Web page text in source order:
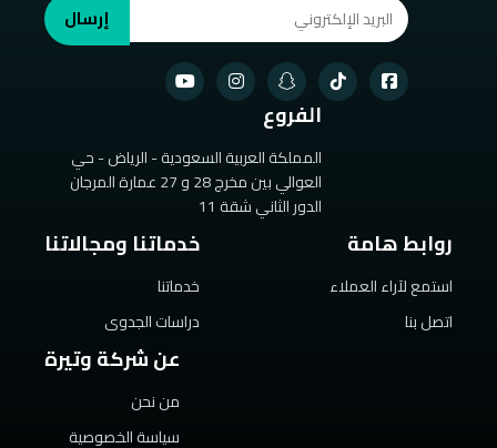
إرسال
الفروع
المملكة العربية السعودية - الرياض - حي
العوالي بين مخرج 28 و 27 عمارة المرجان
الدور الثاني شقة 11
خدماتنا ومجالاتنا
خدماتنا
دراسات الجدوى
روابط هامة
استمع لآراء العملاء
اتصل بنا
عن شركة وتيرة
من نحن
سياسة الخصوصية